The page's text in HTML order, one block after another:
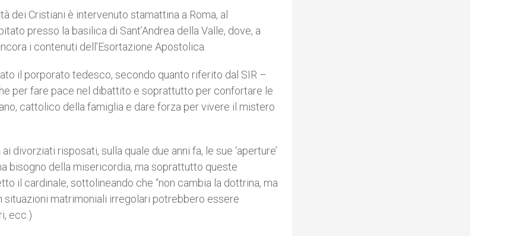
dei Cristiani è intervenuto stamattina a Roma, al
presso la basilica di Sant’Andrea della Valle, dove, a
i contenuti dell’Esortazione Apostolica.
il porporato tedesco, secondo quanto riferito dal SIR –
per fare pace nel dibattito e soprattutto per confortare le
cattolico della famiglia e dare forza per vivere il mistero
divorziati risposati, sulla quale due anni fa, le sue ‘aperture’
bisogno della misericordia, ma soprattutto queste
il cardinale, sottolineando che “non cambia la dottrina, ma
situazioni matrimoniali irregolari potrebbero essere
ecc.)